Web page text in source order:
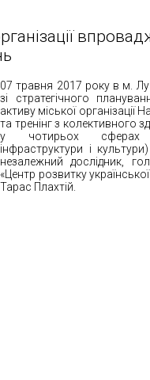
07 травня 2017 року в м.
зі стратегічного
активу міської організації
та тренінг з колективного
у чотирьох сферах
інфраструктури і
незалежний дослідник,
«Центр розвитку
Тарас Плахтій.